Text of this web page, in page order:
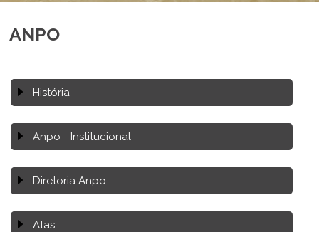
ANPO
História
Anpo - Institucional
Diretoria Anpo
Atas